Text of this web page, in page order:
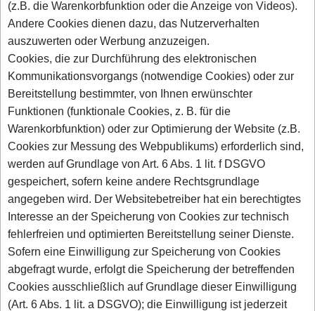
(z.B. die Warenkorbfunktion oder die Anzeige von Videos).
Andere Cookies dienen dazu, das Nutzerverhalten
auszuwerten oder Werbung anzuzeigen.
Cookies, die zur Durchführung des elektronischen
Kommunikationsvorgangs (notwendige Cookies) oder zur
Bereitstellung bestimmter, von Ihnen erwünschter
Funktionen (funktionale Cookies, z. B. für die
Warenkorbfunktion) oder zur Optimierung der Website (z.B.
Cookies zur Messung des Webpublikums) erforderlich sind,
werden auf Grundlage von Art. 6 Abs. 1 lit. f DSGVO
gespeichert, sofern keine andere Rechtsgrundlage
angegeben wird. Der Websitebetreiber hat ein berechtigtes
Interesse an der Speicherung von Cookies zur technisch
fehlerfreien und optimierten Bereitstellung seiner Dienste.
Sofern eine Einwilligung zur Speicherung von Cookies
abgefragt wurde, erfolgt die Speicherung der betreffenden
Cookies ausschließlich auf Grundlage dieser Einwilligung
(Art. 6 Abs. 1 lit. a DSGVO); die Einwilligung ist jederzeit